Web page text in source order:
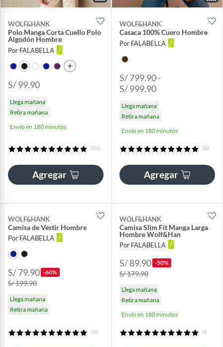
WOLF&HANK
Polo Manga Corta Cuello Polo
Algodón Hombre
Por FALABELLA
S/ 99.90
Llega mañana
Retira mañana
Envío en 180 minutos
(101)
Agregar
WOLF&HANK
Casaca 100% Cuero Hombre
Por FALABELLA
S/ 799.90 -
S/ 999.90
Llega mañana
Retira mañana
Envío en 180 minutos
(30)
Agregar
WOLF&HANK
Camisa de Vestir Hombre
Por FALABELLA
S/ 79.90 -60%
S/ 199.90
Llega mañana
Retira mañana
(16)
WOLF&HANK
Camisa Slim Fit Manga Larga
Hombre Wolf&Han
Por FALABELLA
S/ 89.90 -50%
S/ 179.90
Llega mañana
Retira mañana
Envío en 180 minutos
(8)